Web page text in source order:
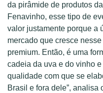
da pirâmide de produtos
Fenavinho, esse tipo de
valor justamente porque a
mercado que cresce
premium. Então, é uma
cadeia da uva e do vinho
qualidade com que se
Brasil e fora dele”,